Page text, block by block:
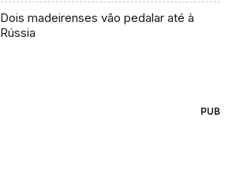
Dois madeirenses vão pedalar até à
Rússia
PUB